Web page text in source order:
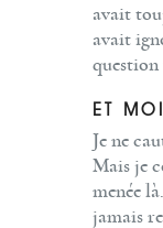
avait
avait
question
ET
Je ne
Mais je
menée
jamais